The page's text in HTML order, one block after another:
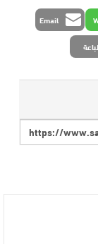
Email